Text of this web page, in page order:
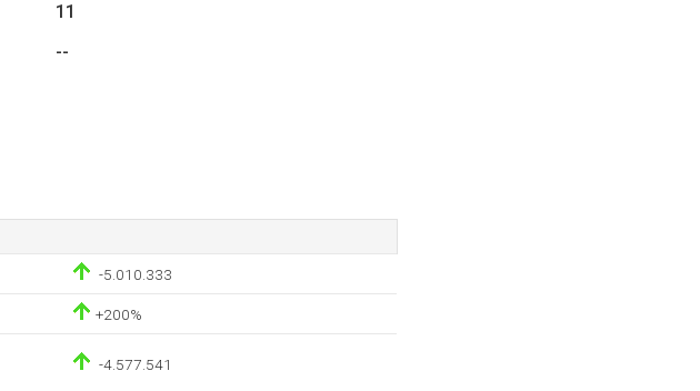
11
--
-5.010.333
+200%
-4.577.541